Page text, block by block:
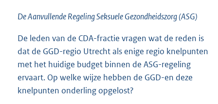
De Aanvullende Regeling Seksuele Gezondheidszorg (ASG)
De leden van de CDA-fractie vragen wat de reden is
dat de GGD-regio Utrecht als enige regio knelpunten
met het huidige budget binnen de ASG-regeling
ervaart. Op welke wijze hebben de GGD-en deze
knelpunten onderling opgelost?